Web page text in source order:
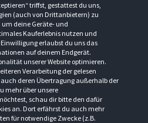
triffst, gestattest du uns,
(auch von Drittanbietern) zu
deine Geräte- und
Kauferlebnis nutzen und
erlaubst du uns das
auf deinem Endgerät.
unserer Website optimieren.
Verarbeitung der gelesen
deren Übertragung außerhalb der
mehr über unsere
schau dir bitte den dafür
an. Dort erfährst du auch mehr
für notwendige Zwecke (z.B.
54-0